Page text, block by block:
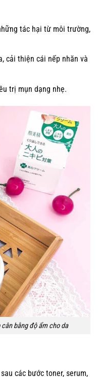
tác hại từ môi trường,
cải thiện cái nếp nhăn và
trị mụn dạng nhẹ.
bằng độ ẩm cho da
các bước toner, serum,